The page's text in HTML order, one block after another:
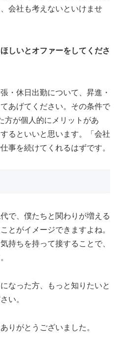
会社も考えないといけませ
しいとオファーをしてくださ
・休日出勤について、昇進・
あげてください。その条件で
方が個人的にメリットがあ
るといいと思います。「会社
事を続けてくれるはずです。
で、僕たちと関わりが増える
とがイメージできますよね。
持ちを持って接することで、
なった方、もっと知りたいと
い。
りがとうございました。